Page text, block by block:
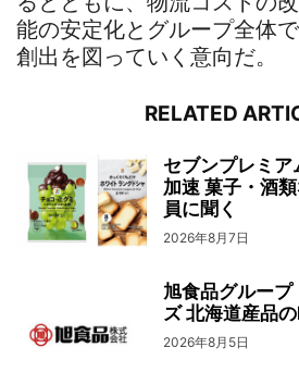
能の安定化とグループ全体
創出を図っていく意向だ。
RELATED
セブンプレミア
加速 菓子・酒
員に聞く
2026年8月7日
旭食品グルー
ズ 北海道産品
2026年8月5日